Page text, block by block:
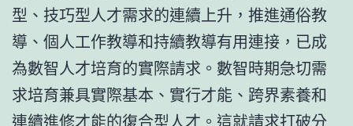
型、技巧型人才需求的連續上升，推進通俗教
導、個人工作教導和持續教導有用連接，已成
為數智人才培育的實際請求。數智時期急切需
求培育兼具實際基本、實行才能、跨界素養和
連續進修才能的復合型人才。這就請求打破分